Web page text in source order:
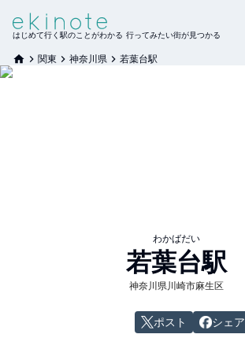
はじめて行く駅のことがわかる 行ってみたい街が見つかる
関東 神奈川県 若葉台駅
わかばだい
若葉台駅
神奈川県川崎市麻生区
ポスト シェア